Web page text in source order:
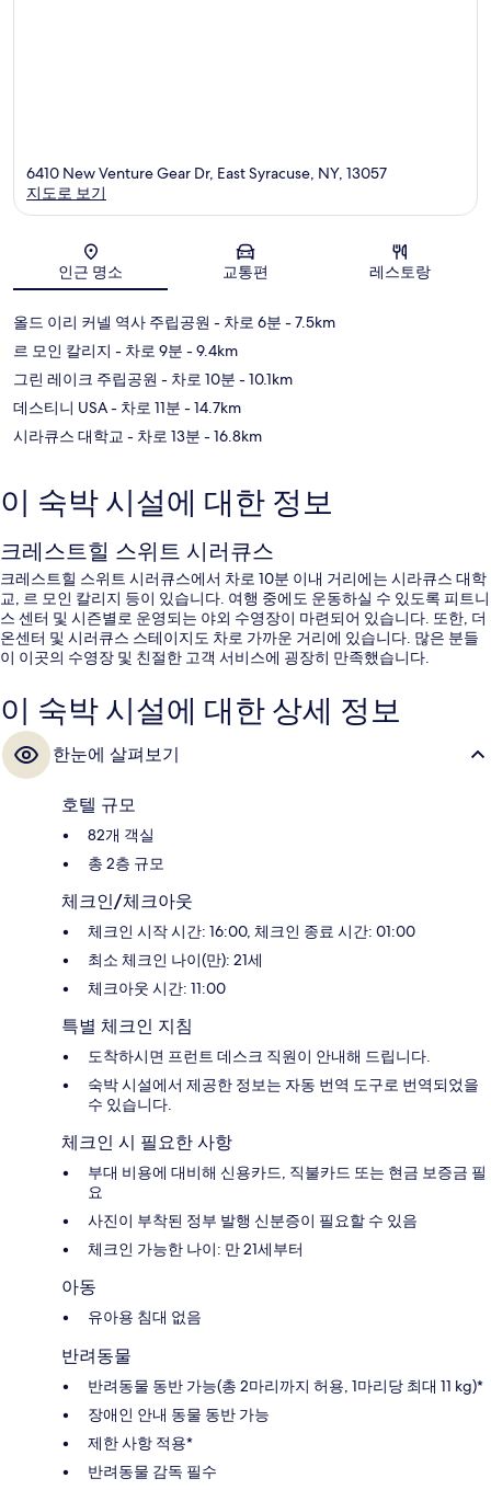
지도
6410 New Venture Gear Dr, East Syracuse, NY, 13057
지도로 보기
인근 명소 교통편 레스토랑
올드 이리 커넬 역사 주립공원 - 차로 6분 - 7.5km
르 모인 칼리지 - 차로 9분 - 9.4km
그린 레이크 주립공원 - 차로 10분 - 10.1km
데스티니 USA- 차로 11분 - 14.7km
시라큐스 대학교 - 차로 13분 - 16.8km
이 숙박 시설에 대한 정보
크레스트힐 스위트 시러큐스
크레스트힐 스위트 시러큐스에서 차로 10분 이내 거리에는 시라큐스 대학
교, 르 모인 칼리지 등이 있습니다. 여행 중에도 운동하실 수 있도록 피트니
스 센터 및 시즌별로 운영되는 야외 수영장이 마련되어 있습니다. 또한, 더
온센터 및 시러큐스 스테이지도 차로 가까운 거리에 있습니다. 많은 분들
이 이곳의 수영장 및 친절한 고객 서비스에 굉장히 만족했습니다.
이 숙박 시설에 대한 상세 정보
한눈에 살펴보기
호텔 규모
82개 객실
총 2층 규모
체크인/체크아웃
체크인 시작 시간: 16:00, 체크인 종료 시간: 01:00
최소 체크인 나이(만): 21세
체크아웃 시간: 11:00
특별 체크인 지침
도착하시면 프런트 데스크 직원이 안내해 드립니다.
숙박 시설에서 제공한 정보는 자동 번역 도구로 번역되었을
수 있습니다.
체크인 시 필요한 사항
부대 비용에 대비해 신용카드, 직불카드 또는 현금 보증금 필
요
사진이 부착된 정부 발행 신분증이 필요할 수 있음
체크인 가능한 나이: 만 21세부터
아동
유아용 침대 없음
반려동물
반려동물 동반 가능(총 2마리까지 허용, 1마리당 최대 11 kg)*
장애인 안내 동물 동반 가능
제한 사항 적용*
반려동물 감독 필수